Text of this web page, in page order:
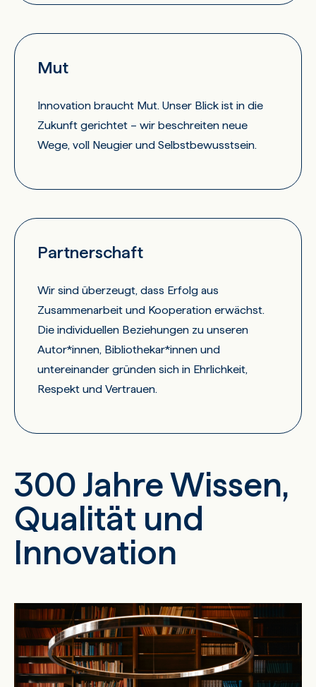
Mut
Innovation braucht Mut. Unser Blick ist in die
Zukunft gerichtet – wir beschreiten neue
Wege, voll Neugier und Selbstbewusstsein.
Partnerschaft
Wir sind überzeugt, dass Erfolg aus
Zusammenarbeit und Kooperation erwächst.
Die individuellen Beziehungen zu unseren
Autor*innen, Bibliothekar*innen und
untereinander gründen sich in Ehrlichkeit,
Respekt und Vertrauen.
300 Jahre Wissen,
Qualität und
Innovation